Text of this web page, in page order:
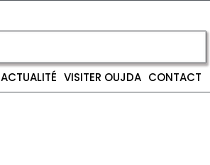
ACTUALITÉ VISITER OUJDA CONTACT